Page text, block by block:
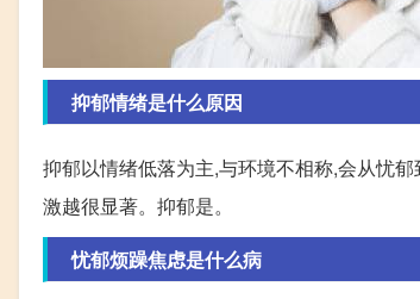
抑郁情绪是什么原因
抑郁以情绪低落为主,与环境不相称,会从忧
激越很显著。抑郁是。
忧郁烦躁焦虑是什么病